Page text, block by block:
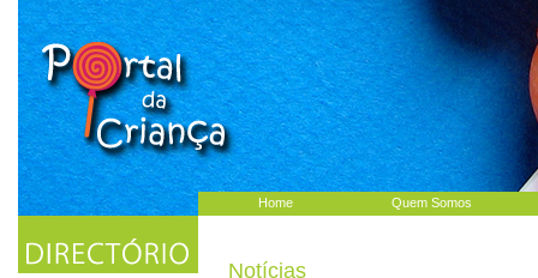
Home Quem Somos
Notícias